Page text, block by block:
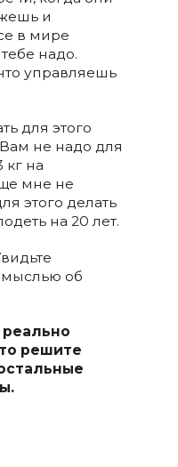
и
в мире
надо.
управляешь
для этого
Вам не надо для
кг на
мне не
этого делать
на 20 лет.
мыслью об
реально
решите